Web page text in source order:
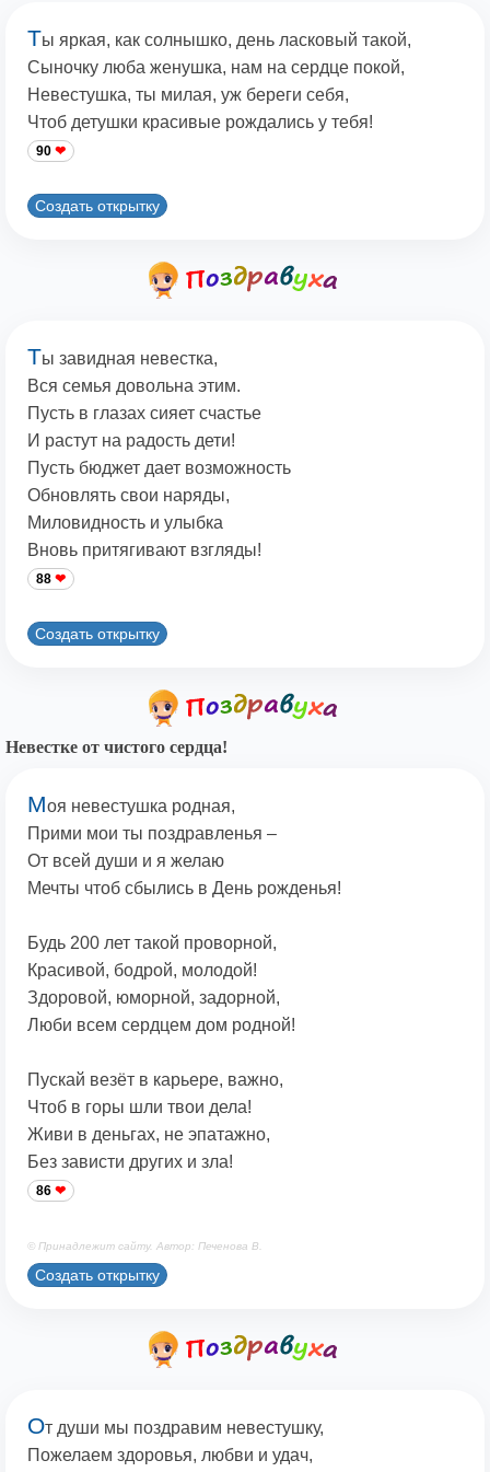
Ты яркая, как солнышко, день ласковый такой,
Сыночку люба женушка, нам на сердце покой,
Невестушка, ты милая, уж береги себя,
Чтоб детушки красивые рождались у тебя!
90
Создать открытку
Ты завидная невестка,
Вся семья довольна этим.
Пусть в глазах сияет счастье
И растут на радость дети!
Пусть бюджет дает возможность
Обновлять свои наряды,
Миловидность и улыбка
Вновь притягивают взгляды!
88
Создать открытку
Невестке от чистого сердца!
Моя невестушка родная,
Прими мои ты поздравленья –
От всей души и я желаю
Мечты чтоб сбылись в День рожденья!
Будь 200 лет такой проворной,
Красивой, бодрой, молодой!
Здоровой, юморной, задорной,
Люби всем сердцем дом родной!
Пускай везёт в карьере, важно,
Чтоб в горы шли твои дела!
Живи в деньгах, не эпатажно,
Без зависти других и зла!
86
© Принадлежит сайту. Автор: Печенова В.
Создать открытку
От души мы поздpавим невестушку,
Пожелаем здоровья, любви и удач,